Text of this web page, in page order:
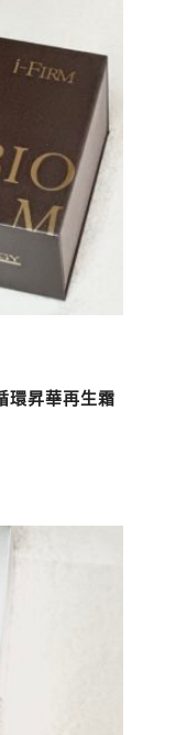
環昇華再生霜